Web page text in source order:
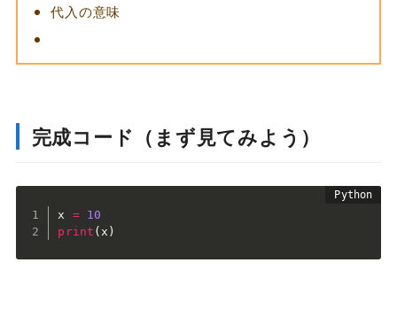
代入の意味
完成コード（まず見てみよう）
x =
10
print ( x )